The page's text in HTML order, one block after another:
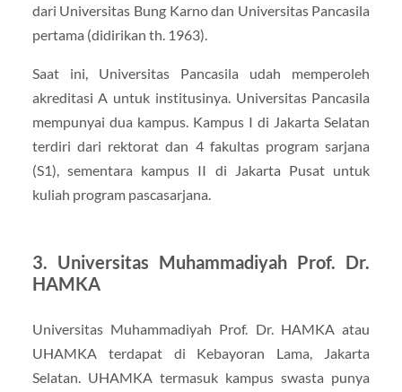
dari Universitas Bung Karno dan Universitas Pancasila
pertama (didirikan th. 1963).
Saat ini, Universitas Pancasila udah memperoleh
akreditasi A untuk institusinya. Universitas Pancasila
mempunyai dua kampus. Kampus I di Jakarta Selatan
terdiri dari rektorat dan 4 fakultas program sarjana
(S1), sementara kampus II di Jakarta Pusat untuk
kuliah program pascasarjana.
3. Universitas Muhammadiyah Prof. Dr.
HAMKA
Universitas Muhammadiyah Prof. Dr. HAMKA atau
UHAMKA terdapat di Kebayoran Lama, Jakarta
Selatan. UHAMKA termasuk kampus swasta punya